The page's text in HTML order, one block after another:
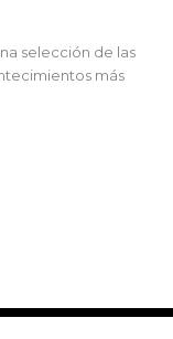
selección de las
más